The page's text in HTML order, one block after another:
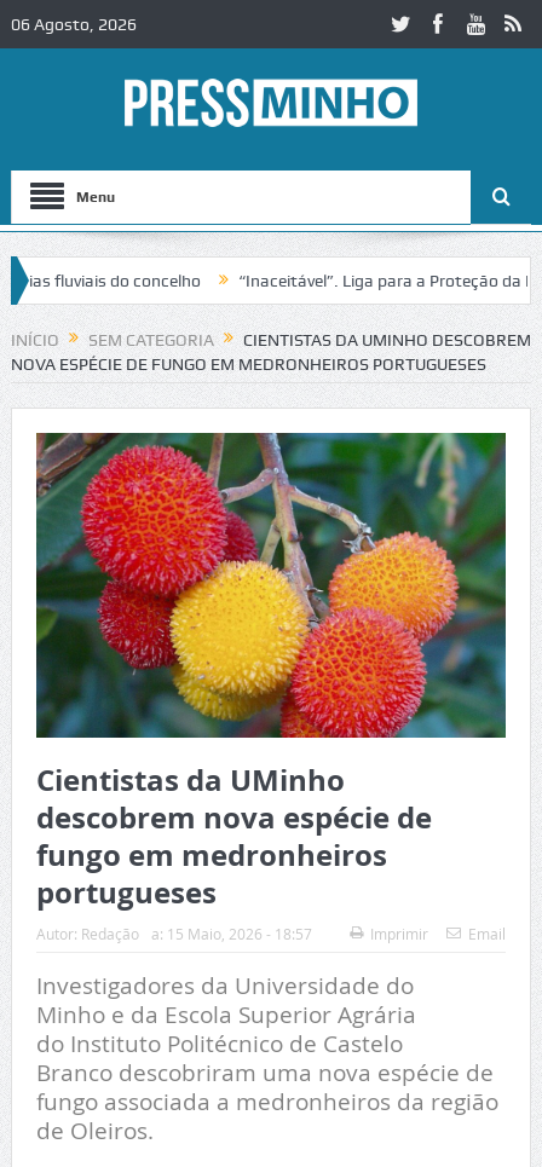
06 Agosto, 2026
Menu
do concelho “Inaceitável”. Liga para a Proteção da Natureza
no IC2 em Alcobaça Igreja do Castelo de Cerveira assegura
INÍCIO SEM CATEGORIA
CIENTISTAS DA UMINHO DESCOBREM
NOVA ESPÉCIE DE FUNGO EM MEDRONHEIROS PORTUGUESES
Cientistas da UMinho
descobrem nova espécie de
fungo em medronheiros
portugueses
Autor: Redação a: 15 Maio, 2026 - 18:57 Imprimir Email
Investigadores da Universidade do
Minhoe da Escola Superior Agrária
do Instituto Politécnico de Castelo
Brancodescobriram uma nova espécie de
fungo associada a medronheiros da região
de Oleiros.